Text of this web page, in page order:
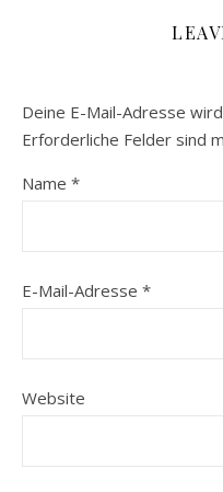
Deine E-Mail-Adresse
Erforderliche Felder sind
Name *
E-Mail-Adresse *
Website